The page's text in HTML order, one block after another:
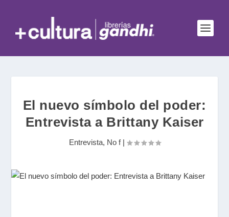
El nuevo símbolo del poder:
Entrevista a Brittany Kaiser
Entrevista, No f|